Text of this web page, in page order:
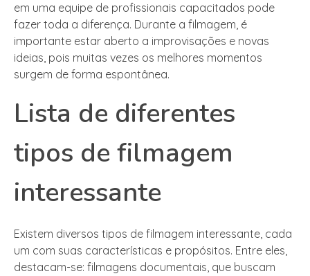
em uma equipe de profissionais capacitados pode
fazer toda a diferença. Durante a filmagem, é
importante estar aberto a improvisações e novas
ideias, pois muitas vezes os melhores momentos
surgem de forma espontânea.
Lista de diferentes
tipos de filmagem
interessante
Existem diversos tipos de filmagem interessante, cada
um com suas características e propósitos. Entre eles,
destacam-se: filmagens documentais, que buscam